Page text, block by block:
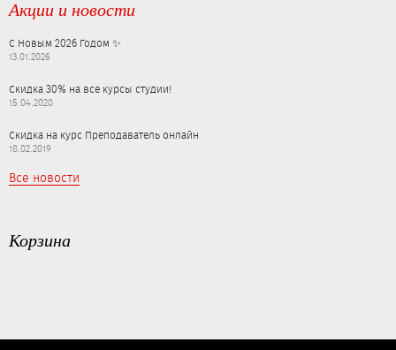
Акции и новости
С Новым 2026 Годом ✨
13.01.2026
Скидка 30% на все курсы студии!
15.04.2020
Скидка на курс Преподаватель онлайн
18.02.2019
Все новости
Корзина